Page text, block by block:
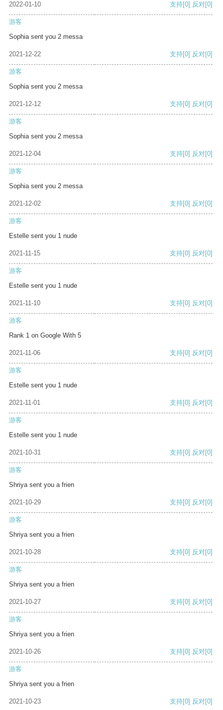
2022-01-10 支持[0] 反对[0]
游客
Sophia sent you 2 messa
2021-12-22 支持[0] 反对[0]
游客
Sophia sent you 2 messa
2021-12-12 支持[0] 反对[0]
游客
Sophia sent you 2 messa
2021-12-04 支持[0] 反对[0]
游客
Sophia sent you 2 messa
2021-12-02 支持[0] 反对[0]
游客
Estelle sent you 1 nude
2021-11-15 支持[0] 反对[0]
游客
Estelle sent you 1 nude
2021-11-10 支持[0] 反对[0]
游客
Rank 1 on Google With 5
2021-11-06 支持[0] 反对[0]
游客
Estelle sent you 1 nude
2021-11-01 支持[0] 反对[0]
游客
Estelle sent you 1 nude
2021-10-31 支持[0] 反对[0]
游客
Shriya sent you a frien
2021-10-29 支持[0] 反对[0]
游客
Shriya sent you a frien
2021-10-28 支持[0] 反对[0]
游客
Shriya sent you a frien
2021-10-27 支持[0] 反对[0]
游客
Shriya sent you a frien
2021-10-26 支持[0] 反对[0]
游客
Shriya sent you a frien
2021-10-23 支持[0] 反对[0]